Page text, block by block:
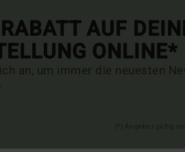
AUF
ONLINE*
an, um immer die neuesten